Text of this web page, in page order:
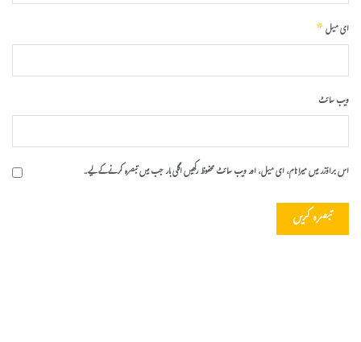
ای میل*
ویب‌ سائٹ
اس براؤزر میں میرا نام، ای میل، اور ویب سائٹ محفوظ رکھیں اگلی بار جب میں تبصرہ کرنے کےلیے۔